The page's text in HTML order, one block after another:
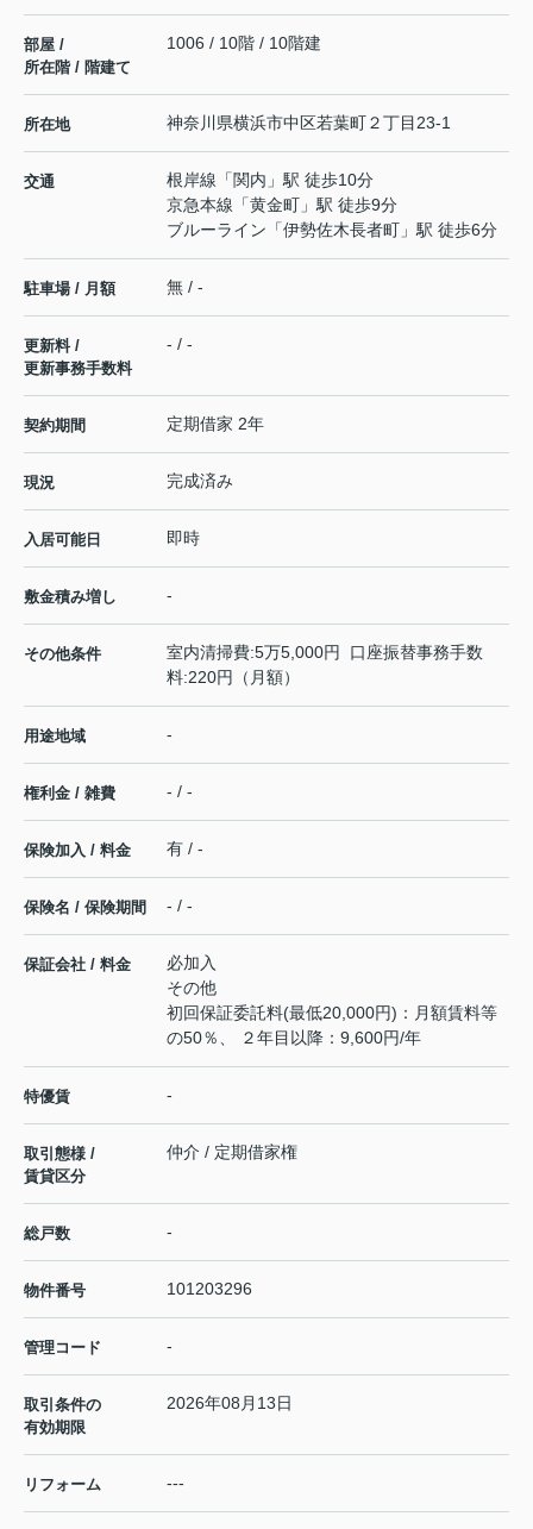
部屋 /
所在階 / 階建て
1006 / 10階 / 10階建
所在地 神奈川県横浜市中区若葉町２丁目23-1
交通 根岸線 「関内 」駅 徒歩10分
京急本線 「黄金町 」駅 徒歩9分
ブルーライン 「伊勢佐木長者町 」駅 徒歩6分
駐車場 / 月額 無 / -
更新料 /
更新事務手数料
- / -
契約期間 定期借家 2年
現況 完成済み
入居可能日 即時
敷金積み増し -
その他条件
室内清掃費:5万5,000円 口座振替事務手数
料:220円（月額）
用途地域 -
権利金 / 雑費 - / -
保険加入 / 料金 有 / -
保険名 / 保険期間 - / -
保証会社 / 料金
必加入
その他
初回保証委託料(最低20,000円)：月額賃料等
の50％、 ２年目以降：9,600円/年
特優賃 -
取引態様 /
賃貸区分
仲介 / 定期借家権
総戸数 -
物件番号 101203296
管理コード -
取引条件の
有効期限
2026年08月13日
リフォーム ---